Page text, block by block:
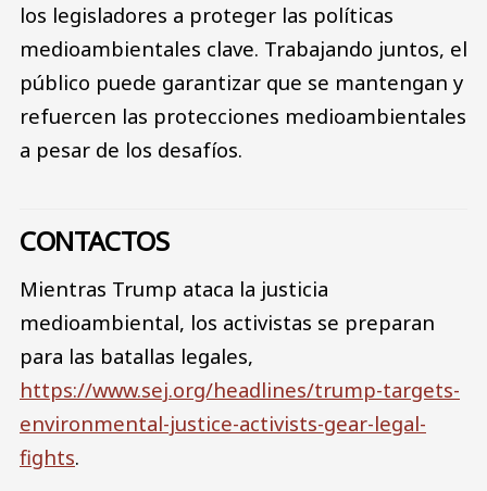
los legisladores a proteger las políticas
medioambientales clave. Trabajando juntos, el
público puede garantizar que se mantengan y
refuercen las protecciones medioambientales
a pesar de los desafíos.
CONTACTOS
Mientras Trump ataca la justicia
medioambiental, los activistas se preparan
para las batallas legales,
https://www.sej.org/headlines/trump-targets-
environmental-justice-activists-gear-legal-
fights.